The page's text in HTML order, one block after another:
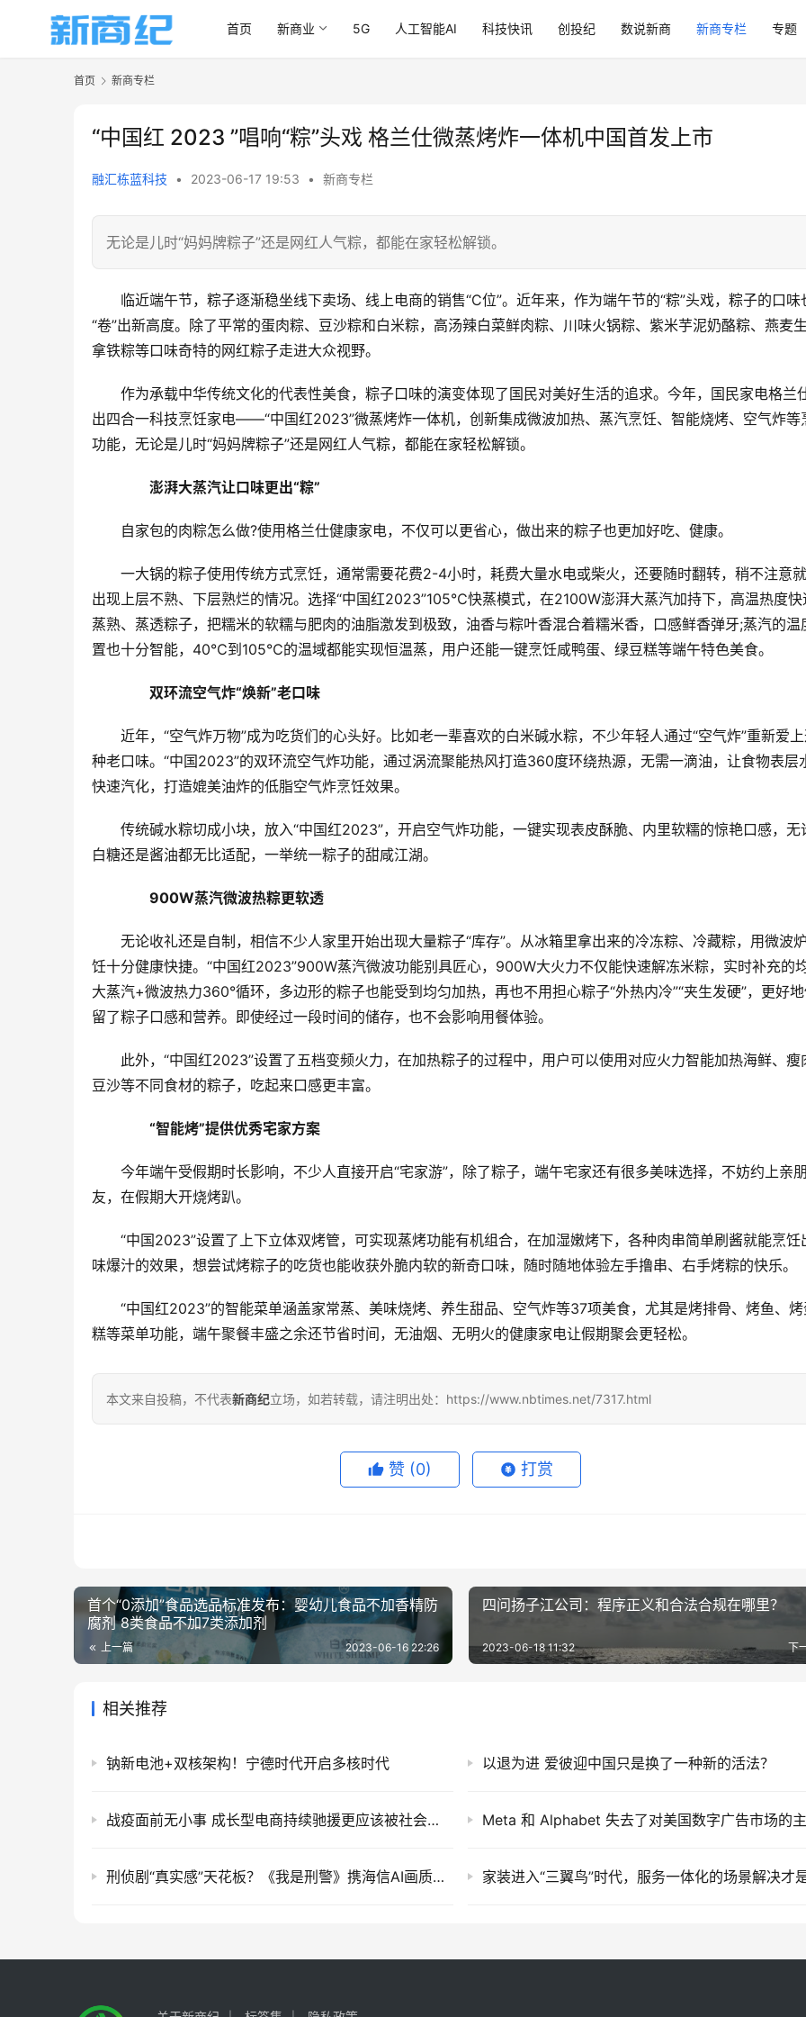
首页 新商业 5G 人工智能AI 科技快讯 创投纪 数说新商 新商专栏 专题
首页 新商专栏
“中国红 2023 ”唱响“粽”头戏 格兰仕微蒸烤炸一体机中国首发上市
融汇栋蓝科技 • 2023-06-17 19:53 • 新商专栏
无论是儿时“妈妈牌粽子”还是网红人气粽，都能在家轻松解锁。
临近端午节，粽子逐渐稳坐线下卖场、线上电商的销售“C位”。近年来，作为端午节的“粽”头戏，粽子的口味
“卷”出新高度。除了平常的蛋肉粽、豆沙粽和白米粽，高汤辣白菜鲜肉粽、川味火锅粽、紫米芋泥奶酪粽、燕麦
拿铁粽等口味奇特的网红粽子走进大众视野。
作为承载中华传统文化的代表性美食，粽子口味的演变体现了国民对美好生活的追求。今年，国民家电格兰
出四合一科技烹饪家电——“中国红2023”微蒸烤炸一体机，创新集成微波加热、蒸汽烹饪、智能烧烤、空气炸等
功能，无论是儿时“妈妈牌粽子”还是网红人气粽，都能在家轻松解锁。
澎湃大蒸汽让口味更出“粽”
自家包的肉粽怎么做?使用格兰仕健康家电，不仅可以更省心，做出来的粽子也更加好吃、健康。
一大锅的粽子使用传统方式烹饪，通常需要花费2-4小时，耗费大量水电或柴火，还要随时翻转，稍不注意
出现上层不熟、下层熟烂的情况。选择“中国红2023”105℃快蒸模式，在2100W澎湃大蒸汽加持下，高温热度快
蒸熟、蒸透粽子，把糯米的软糯与肥肉的油脂激发到极致，油香与粽叶香混合着糯米香，口感鲜香弹牙;蒸汽的温
置也十分智能，40℃到105℃的温域都能实现恒温蒸，用户还能一键烹饪咸鸭蛋、绿豆糕等端午特色美食。
双环流空气炸“焕新”老口味
近年，“空气炸万物”成为吃货们的心头好。比如老一辈喜欢的白米碱水粽，不少年轻人通过“空气炸”重新爱
种老口味。“中国2023”的双环流空气炸功能，通过涡流聚能热风打造360度环绕热源，无需一滴油，让食物表层
快速汽化，打造媲美油炸的低脂空气炸烹饪效果。
传统碱水粽切成小块，放入“中国红2023”，开启空气炸功能，一键实现表皮酥脆、内里软糯的惊艳口感，无
白糖还是酱油都无比适配，一举统一粽子的甜咸江湖。
900W蒸汽微波热粽更软透
无论收礼还是自制，相信不少人家里开始出现大量粽子“库存”。从冰箱里拿出来的冷冻粽、冷藏粽，用微波
饪十分健康快捷。“中国红2023”900W蒸汽微波功能别具匠心，900W大火力不仅能快速解冻米粽，实时补充的
大蒸汽+微波热力360°循环，多边形的粽子也能受到均匀加热，再也不用担心粽子“外热内冷”“夹生发硬”，更好
留了粽子口感和营养。即使经过一段时间的储存，也不会影响用餐体验。
此外，“中国红2023”设置了五档变频火力，在加热粽子的过程中，用户可以使用对应火力智能加热海鲜、瘦
豆沙等不同食材的粽子，吃起来口感更丰富。
“智能烤”提供优秀宅家方案
今年端午受假期时长影响，不少人直接开启“宅家游”，除了粽子，端午宅家还有很多美味选择，不妨约上亲
友，在假期大开烧烤趴。
“中国2023”设置了上下立体双烤管，可实现蒸烤功能有机组合，在加湿嫩烤下，各种肉串简单刷酱就能烹饪
味爆汁的效果，想尝试烤粽子的吃货也能收获外脆内软的新奇口味，随时随地体验左手撸串、右手烤粽的快乐。
“中国红2023”的智能菜单涵盖家常蒸、美味烧烤、养生甜品、空气炸等37项美食，尤其是烤排骨、烤鱼、
糕等菜单功能，端午聚餐丰盛之余还节省时间，无油烟、无明火的健康家电让假期聚会更轻松。
本文来自投稿，不代表新商纪立场，如若转载，请注明出处：https://www.nbtimes.net/7317.html
赞 (0) 打赏
首个“0添加”食品选品标准发布：婴幼儿食品不加香精防
腐剂 8类食品不加7类添加剂
上一篇 2023-06-16 22:26
四问扬子江公司：程序正义和合法合规在哪里？
下
2023-06-18 11:32
相关推荐
钠新电池+双核架构！宁德时代开启多核时代 以退为进 爱彼迎中国只是换了一种新的活法？
战疫面前无小事 成长型电商持续驰援更应该被社会肯定
刑侦剧“真实感”天花板？《我是刑警》携海信AI画质还原大案真相